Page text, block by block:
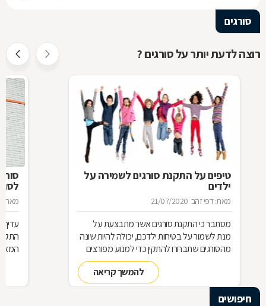
סורגים
רוצה לדעת יותר על סורגים ?
טיפים על התקנת סורגים לשמירה על
ילדים
מאת: דפי זהב 21/07/2020
מסתבר כי התקנת סורגים אשר מתבצעת על
מנת לשמור על בטיחות ילדכם, יכולה להיות שונה
מהסורגים שתבחרו להתקין כדי למנוע מפורצים
להיכנס לביתכם. אילו סורגים מתאימים לשמירה
על בטיחות ילדכם? מדוע חשוב להקפיד על
סורגים מגולוונים? כיצד ניתן למנוע היווצרות חלודה
על הסורגים? כל הטיפים לפניכם
להמשך קריאה
מאת:
חיפושים